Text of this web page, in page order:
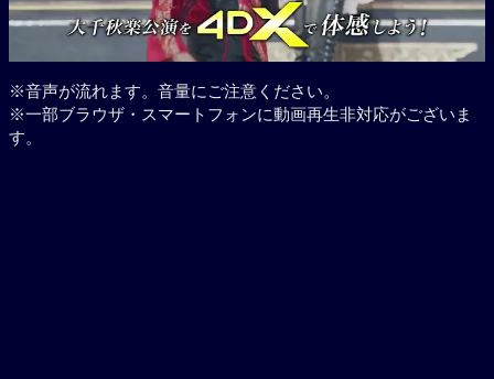
※音声が流れます。音量にご注意ください。
※一部ブラウザ・スマートフォンに動画再生非対応がございま
す。